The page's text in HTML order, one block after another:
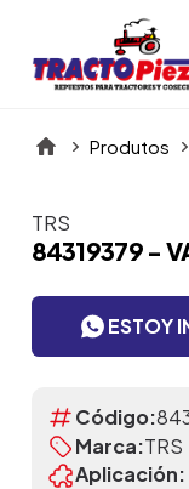
Produtos
TRS
84319379 -
ESTOY
Código:
Marca:TRS
Aplicación: